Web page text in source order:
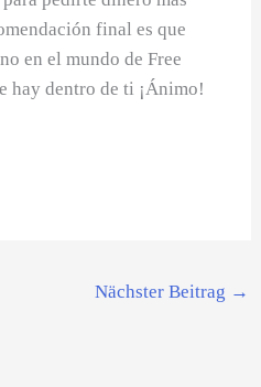
final es que
en el mundo de Free
hay dentro de ti ¡Ánimo!
Nächster Beitrag →